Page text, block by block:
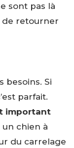
sont pas là
de retourner
besoins. Si
parfait.
important
un chien à
du carrelage